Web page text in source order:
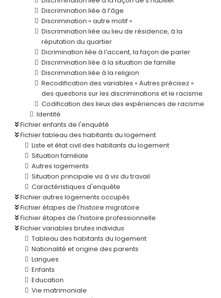
Discrimination liée à l’âge
Discrimination « autre motif »
Discrimination liée au lieu de résidence, à la
réputation du quartier
Dicrimination liée à l’accent, la façon de parler
Discrimination liée à la situation de famille
Discrimination liée à la religion
Recodification des variables « Autres précisez »
des questions sur les discriminations et le racisme
Codification des lieux des expériences de racisme
Identité
Fichier enfants de l'enquêté
Fichier tableau des habitants du logement
Liste et état civil des habitants du logement
Situation familiale
Autres logements
Situation principale vis à vis du travail
Caractéristiques d'enquête
Fichier autres logements occupés
Fichier étapes de l'histoire migratoire
Fichier étapes de l'histoire professionnelle
Fichier variables brutes individus
Tableau des habitants du logement
Nationalité et origine des parents
Langues
Enfants
Education
Vie matrimoniale